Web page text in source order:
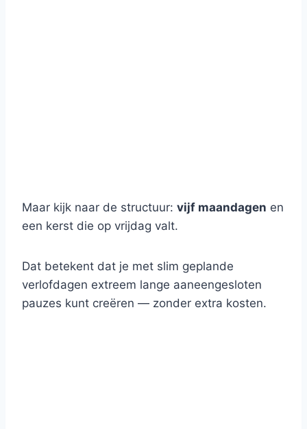
Maar kijk naar de structuur: vijf maandagen en
een kerst die op vrijdag valt.
Dat betekent dat je met slim geplande
verlofdagen extreem lange aaneengesloten
pauzes kunt creëren — zonder extra kosten.